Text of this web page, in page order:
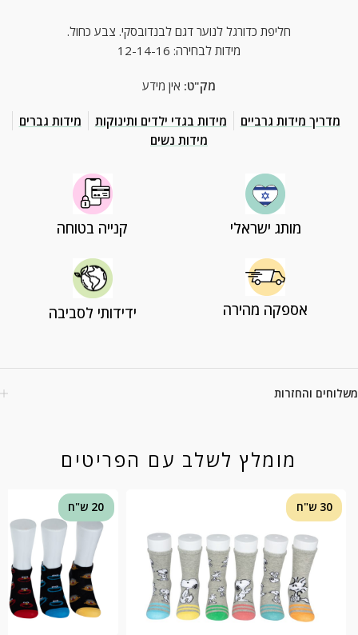
חליפת כדורגל לנוער דגם לבנדובסקי. צבע כחול.
מידות לבחירה: 12-14-16
מק"ט: אין מידע
מדריך מידות גרביים מידות בגדי ילדים ותינוקות
מידות גברים
מידות נשים
מותג ישראלי קנייה בטוחה
אספקה מהירה ידידותי לסביבה
משלוחים והחזרות
מומלץ לשלב עם הפריטים
30 ש"ח 20 ש"ח